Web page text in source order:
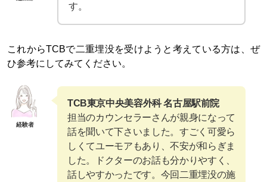
す。
これからTCBで二重埋没を受けようと考えている方は、ぜ
ひ参考にしてみてください。
経験者
TCB東京中央美容外科 名古屋駅前院
担当のカウンセラーさんが親身になって
話を聞いて下さいました。すごく可愛ら
しくてユーモアもあり、不安が和らぎま
した。ドクターのお話も分かりやすく、
話しやすかったです。今回二重埋没の施